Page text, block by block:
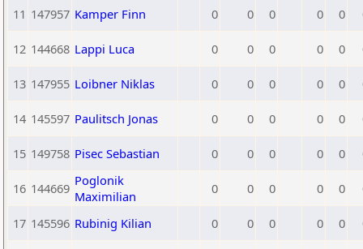
11 147957 Kamper Finn 0 0 0 0 0
12 144668 Lappi Luca 0 0 0 0 0
13 147955 Loibner Niklas 0 0 0 0 0
14 145597 Paulitsch Jonas 0 0 0 0 0
15 149758 Pisec Sebastian 0 0 0 0 0
16 144669 Poglonik
Maximilian
0 0 0 0 0
17 145596 Rubinig Kilian 0 0 0 0 0